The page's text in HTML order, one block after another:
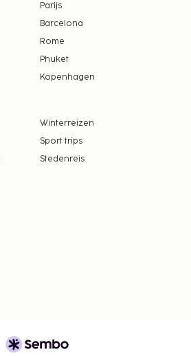
Parijs
Barcelona
Rome
Phuket
Kopenhagen
Winterreizen
Sport trips
Stedenreis